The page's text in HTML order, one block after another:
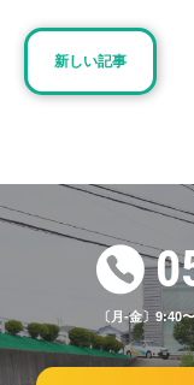
重要なお知らせ
スクールバス停
#67 自動車学校
へ。教習を最後
ブログ
#28「セット教
新しい記事
〔月-金〕9:40